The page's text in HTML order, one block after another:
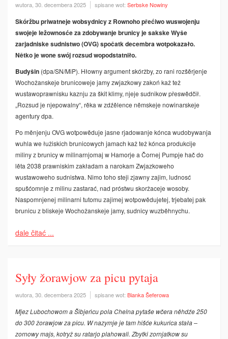
wutora, 30. decembera 2025 spisane wot: Serbske Nowiny
Skóržbu priwatneje wobsydnicy z Rownoho přećiwo wuswojenju
swojeje ležownosće za zdobywanje brunicy je sakske Wyše
zarjadniske sudnistwo (OVG) spočatk decembra wotpokazało.
Nětko je wone swój rozsud wopodstatniło.
Budyšin (dpa/SN/MiP). Hłowny argument skóržby, zo rani rozšěrjenje
Wochožanskeje brunicoweje jamy zwjazkowy zakoń kaž tež
wustawoprawnisku kaznju za škit klimy, njeje sudnikow přeswědčił.
„Rozsud je njepowalny“, rěka w zdźělence němskeje nowinarskeje
agentury dpa.
Po měnjenju OVG wotpowěduje jasne rjadowanje kónca wudobywanja
wuhla we łužiskich brunicowych jamach kaž tež kónca produkcije
miliny z brunicy w milinarnjomaj w Hamorje a Čornej Pumpje hač do
lěta 2038 prawniskim zakładam a narokam Zwjazkoweho
wustawoweho sudnistwa. Nimo toho steji zjawny zajim, ludnosć
spušćomnje z milinu zastarać, nad próstwu skoržaceje wosoby.
Naspomnjenej milinarni tutomu zajimej wotpowědujetej, trjebatej pak
brunicu z bliskeje Wochožanskeje jamy, sudnicy wuzběhnychu.
dale čitać ...
Syły žorawjow za picu pytaja
wutora, 30. decembera 2025 spisane wot: Bianka Šeferowa
Mjez Lubochowom a Šibjeńcu pola Chelna pytaše wčera něhdźe 250
do 300 žorawjow za picu. W nazymje je tam hišće kukurica stała –
zornowy majs, kotryž su ratarjo­ plahowali. Zbytki zornjatkow su